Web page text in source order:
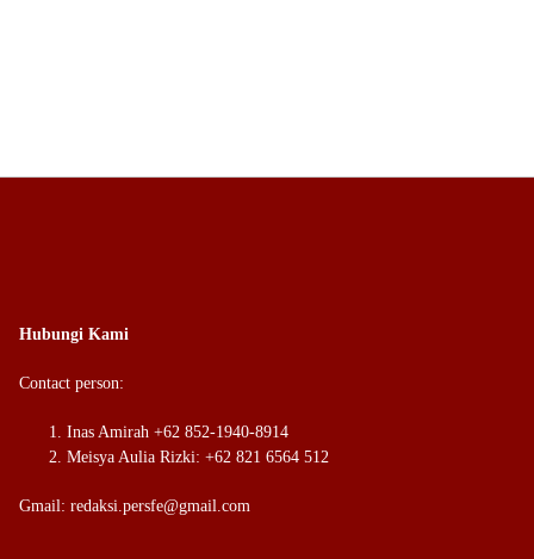
Hubungi Kami
Contact person:
Inas Amirah +62 852-1940-8914
Meisya Aulia Rizki: +62 821 6564 512
Gmail: redaksi.persfe@gmail.com